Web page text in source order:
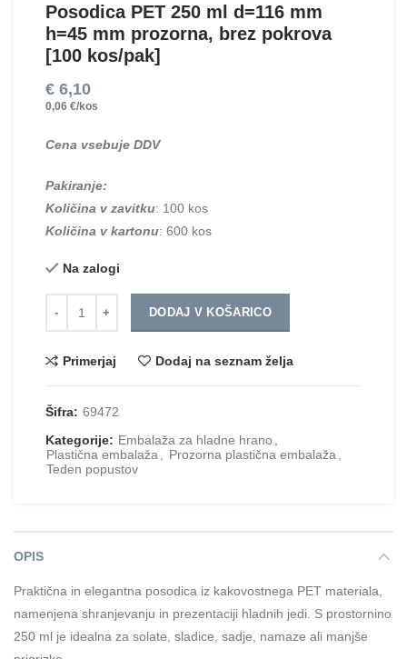
Posodica PET 250 ml d=116 mm
h=45 mm prozorna, brez pokrova
[100 kos/pak]
€ 6,10
0,06 €/kos
Cena vsebuje DDV
Pakiranje:
Količina v zavitku: 100 kos
Količina v kartonu: 600 kos
Na zalogi
DODAJ V KOŠARICO
Primerjaj Dodaj na seznam želja
Šifra: 69472
Kategorije: Embalaža za hladne hrano
Plastična embalaža
Prozorna plastična embalaža
Teden popustov
OPIS
Praktična in elegantna posodica iz kakovostnega PET materiala,
namenjena shranjevanju in prezentaciji hladnih jedi. S prostornino
250 ml je idealna za solate, sladice, sadje, namaze ali manjše